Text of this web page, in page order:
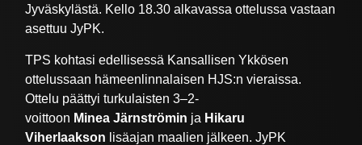
Jyväskylästä. Kello 18.30 alkavassa ottelussa vastaan
asettuu JyPK.
TPS kohtasi edellisessä Kansallisen Ykkösen
ottelussaan hämeenlinnalaisen HJS:n vieraissa.
Ottelu päättyi turkulaisten 3–2-
voittoon Minea Järnströmin ja Hikaru
Viherlaakson lisäajan maalien jälkeen. JyPK